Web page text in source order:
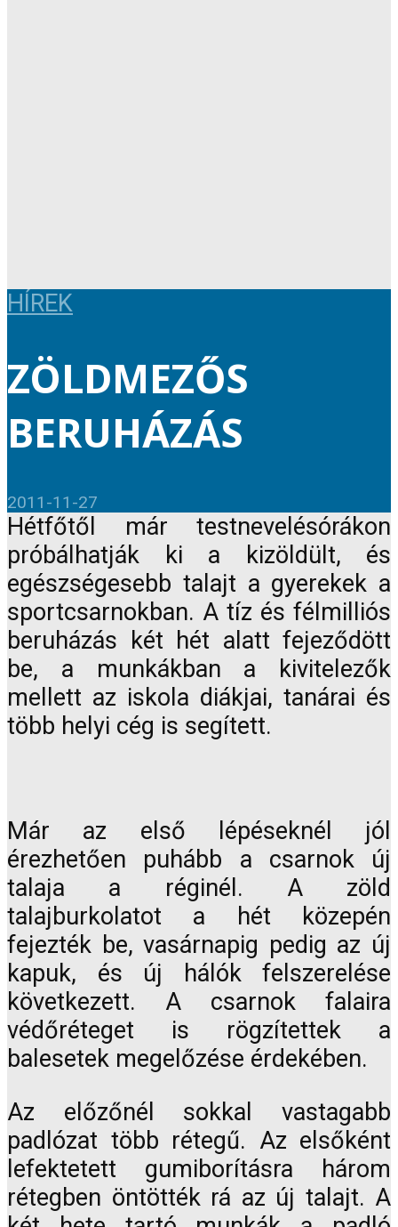
HÍREK
ZÖLDMEZŐS
BERUHÁZÁS
2011-11-27
Hétfőtől már testnevelésórákon
próbálhatják ki a kizöldült, és
egészségesebb talajt a gyerekek a
sportcsarnokban. A tíz és félmilliós
beruházás két hét alatt fejeződött
be, a munkákban a kivitelezők
mellett az iskola diákjai, tanárai és
több helyi cég is segített.
Már az első lépéseknél jól
érezhetően puhább a csarnok új
talaja a réginél. A zöld
talajburkolatot a hét közepén
fejezték be, vasárnapig pedig az új
kapuk, és új hálók felszerelése
következett. A csarnok falaira
védőréteget is rögzítettek a
balesetek megelőzése érdekében.
Az előzőnél sokkal vastagabb
padlózat több rétegű. Az elsőként
lefektetett gumiborításra három
rétegben öntötték rá az új talajt. A